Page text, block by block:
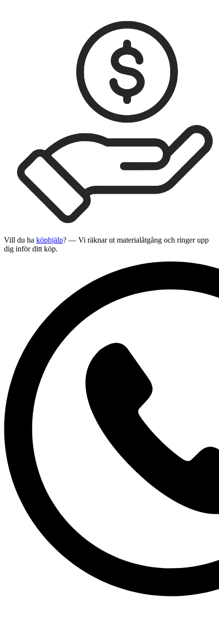
Vill du ha köphjälp? — Vi räknar ut materialåtgång och ringer upp
dig inför ditt köp.